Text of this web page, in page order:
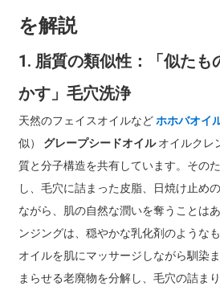
を解説
1. 脂質の類似性：「似たも
かす」毛穴洗浄
天然のフェイスオイルなどホホバオイ
似） グレープシードオイルオイルクレ
質と分子構造を共有しています。その
し、毛穴に詰まった皮脂、日焼け止め
ながら、肌の自然な潤いを奪うことは
ンジングは、穏やかな乳化剤のような
オイルを肌にマッサージしながら馴染
まらせる老廃物を分解し、毛穴の詰ま